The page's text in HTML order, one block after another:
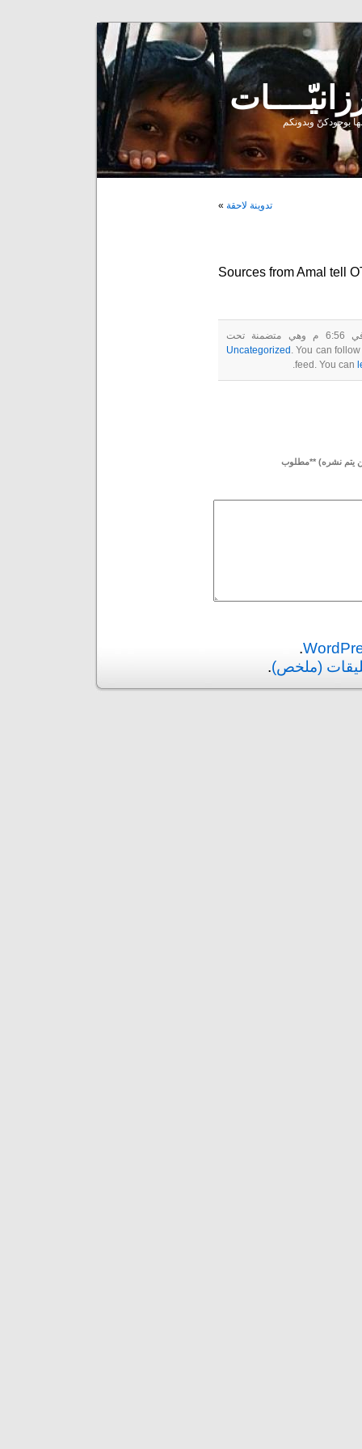
بوجودكنّ وبدونكم
تدوينة لاحقة »
Sources from Amal tell
Uncategorized. You can
feed. You can
يتم نشره) **مطلوب
.
(ملخص).